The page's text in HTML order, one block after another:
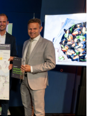
Groene
Groei
Stientje
van
Veldhoven
bezoekt
haven-